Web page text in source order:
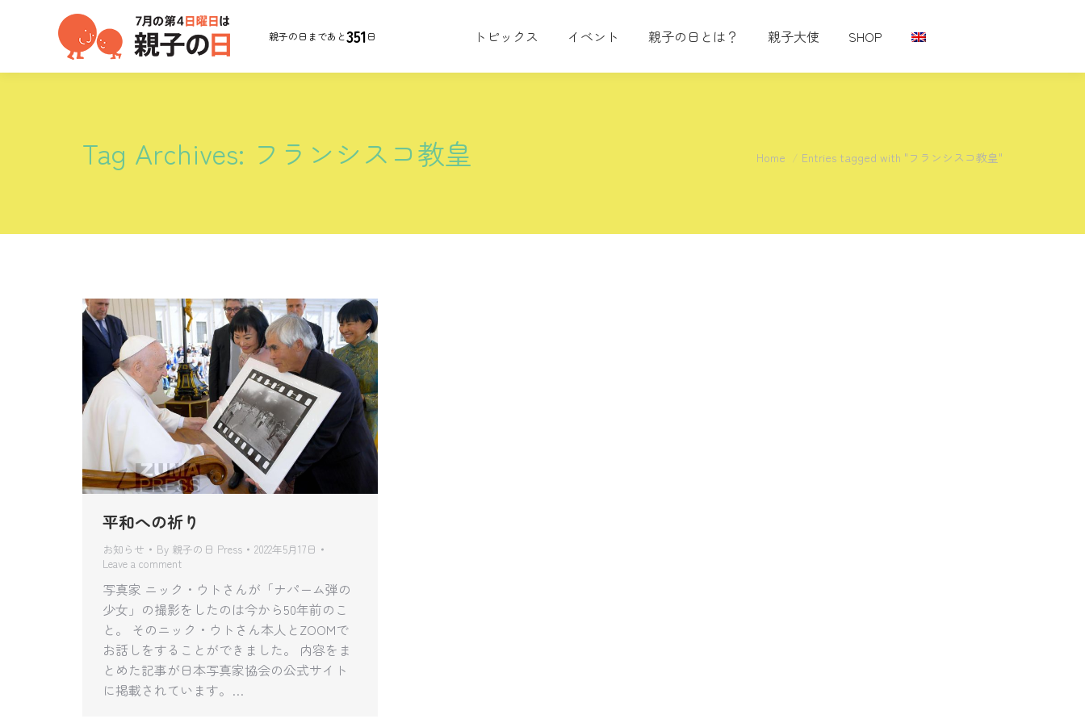
親子の日まであと351日 トピックス イベント 親子の日とは？ 親子大使 SHOP
Tag Archives: フランシスコ教皇 You are here:
Home Entries tagged with "フランシスコ教皇"
平和への祈り
お知らせ By 親子の日 Press
2022年5月17日
Leave a comment
写真家 ニック・ウトさんが「ナパーム弾の
少女」の撮影をしたのは今から50年前のこ
と。 そのニック・ウトさん本人とZOOMで
お話しをすることができました。 内容をま
とめた記事が日本写真家協会の公式サイト
に掲載されています。…